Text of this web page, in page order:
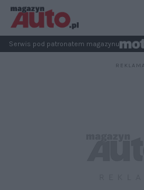
Serwis pod patronatem magazynu